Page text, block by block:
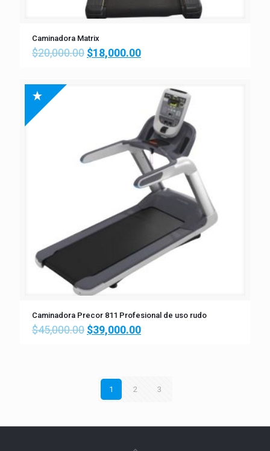
Caminadora Matrix
$20,000.00 $18,000.00
Caminadora Precor 811 Profesional de uso rudo
$45,000.00 $39,000.00
1 2 3